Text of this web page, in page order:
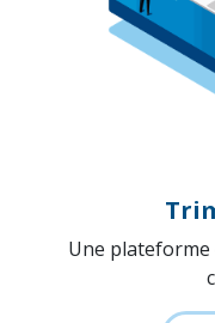
Une plateforme